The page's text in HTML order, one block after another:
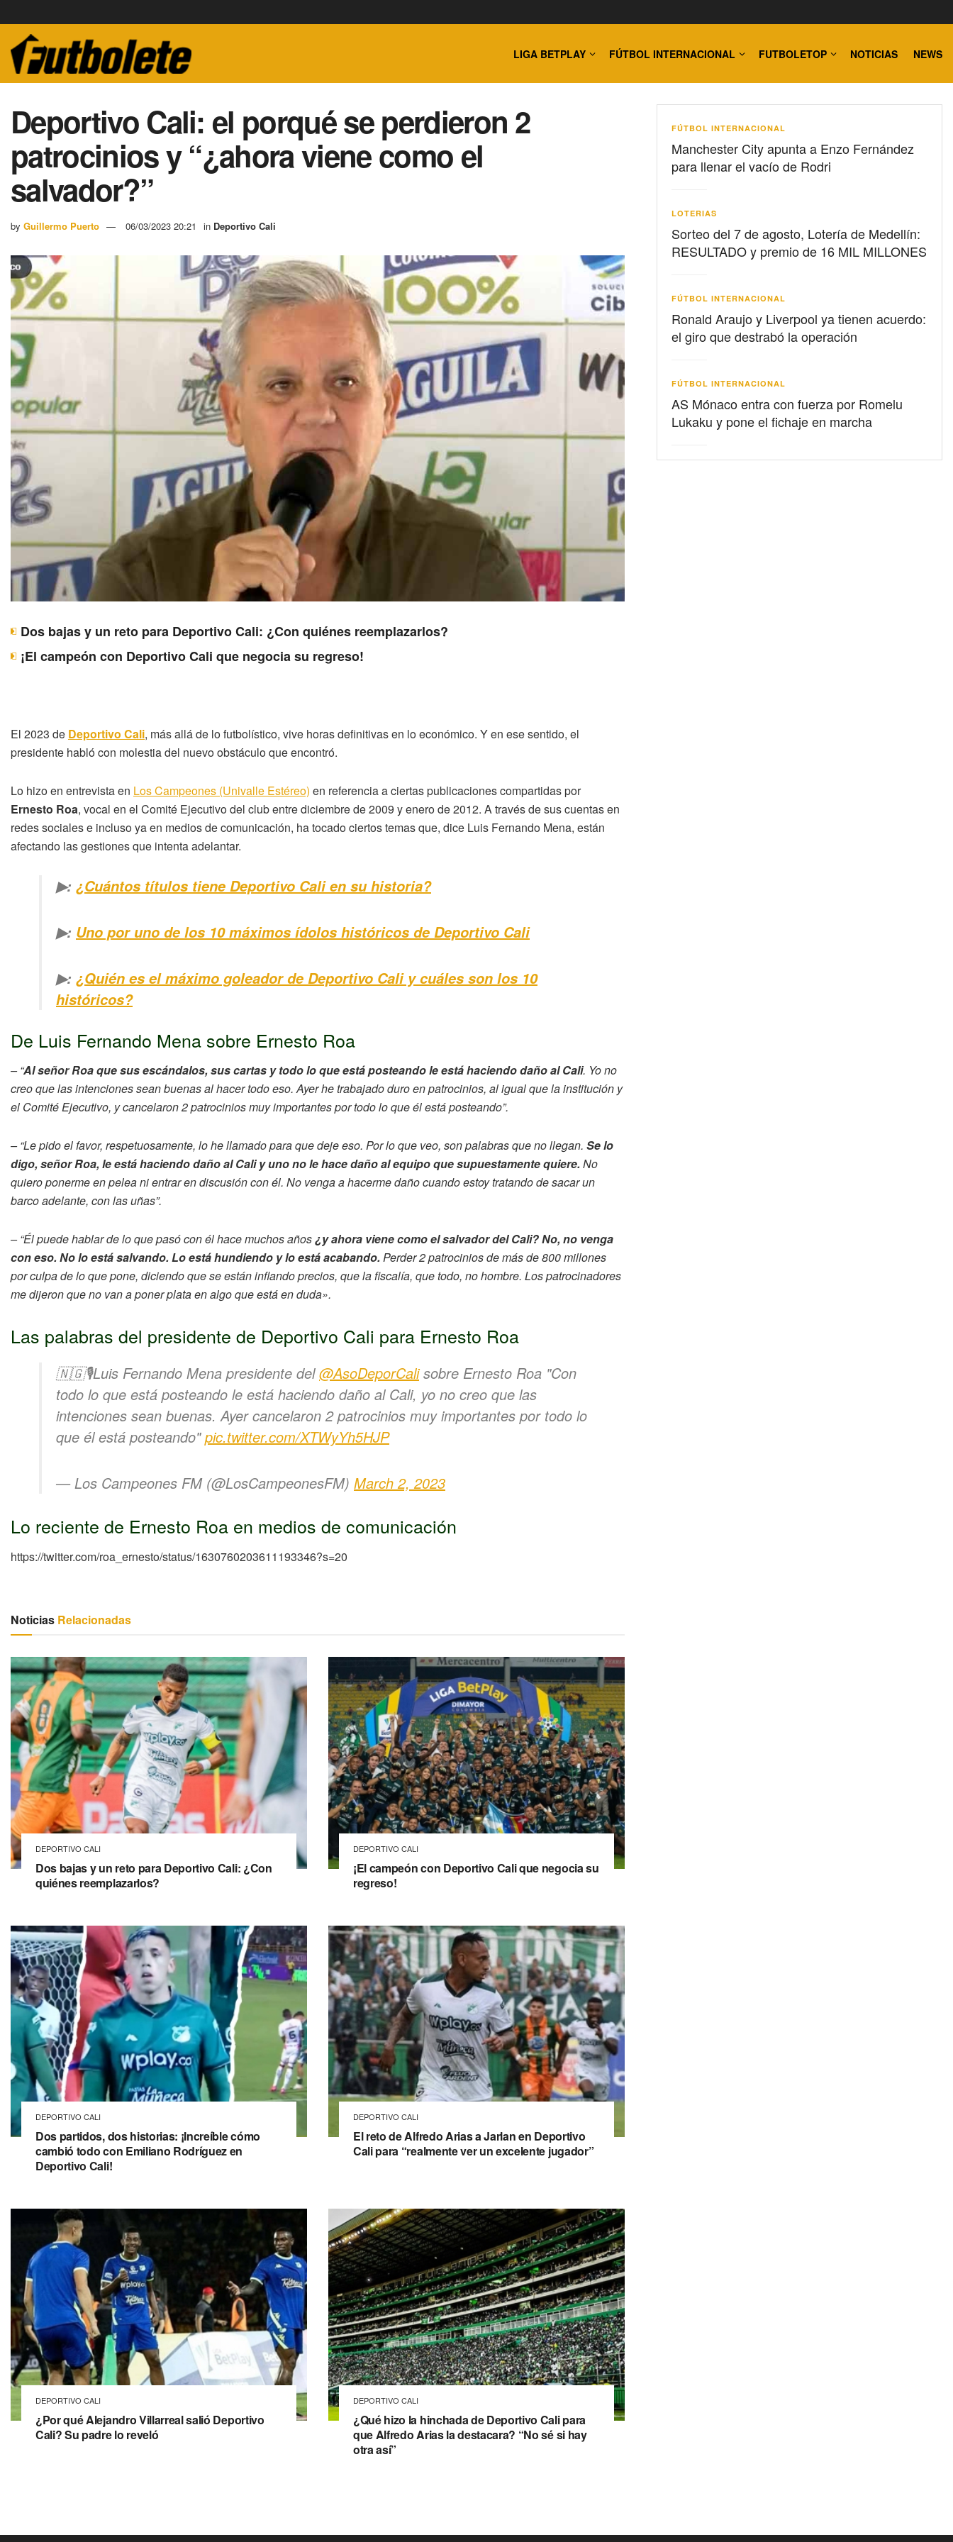
LIGA BETPLAY FÚTBOL INTERNACIONAL FUTBOLETOP NOTICIAS NEWS
Deportivo Cali: el porqué se perdieron 2
patrocinios y “¿ahora viene como el
salvador?”
by Guillermo Puerto 06/03/2023 20:21 in Deportivo Cali
Dos bajas y un reto para Deportivo Cali: ¿Con quiénes reemplazarlos?
¡El campeón con Deportivo Cali que negocia su regreso!
El 2023 de Deportivo Cali, más allá de lo futbolístico, vive horas definitivas en lo económico. Y en ese sentido, el
presidente habló con molestia del nuevo obstáculo que encontró.
Lo hizo en entrevista en Los Campeones (Univalle Estéreo) en referencia a ciertas publicaciones compartidas por
Ernesto Roa, vocal en el Comité Ejecutivo del club entre diciembre de 2009 y enero de 2012. A través de sus cuentas en
redes sociales e incluso ya en medios de comunicación, ha tocado ciertos temas que, dice Luis Fernando Mena, están
afectando las gestiones que intenta adelantar.
▶: ¿Cuántos títulos tiene Deportivo Cali en su historia?
▶: Uno por uno de los 10 máximos ídolos históricos de Deportivo Cali
▶: ¿Quién es el máximo goleador de Deportivo Cali y cuáles son los 10
históricos?
De Luis Fernando Mena sobre Ernesto Roa
– “Al señor Roa que sus escándalos, sus cartas y todo lo que está posteando le está haciendo daño al Cali. Yo no
creo que las intenciones sean buenas al hacer todo eso. Ayer he trabajado duro en patrocinios, al igual que la institución y
el Comité Ejecutivo, y cancelaron 2 patrocinios muy importantes por todo lo que él está posteando”.
– “Le pido el favor, respetuosamente, lo he llamado para que deje eso. Por lo que veo, son palabras que no llegan. Se lo
digo, señor Roa, le está haciendo daño al Cali y uno no le hace daño al equipo que supuestamente quiere. No
quiero ponerme en pelea ni entrar en discusión con él. No venga a hacerme daño cuando estoy tratando de sacar un
barco adelante, con las uñas”.
– “Él puede hablar de lo que pasó con él hace muchos años¿y ahora viene como el salvador del Cali? No, no venga
con eso. No lo está salvando. Lo está hundiendo y lo está acabando. Perder 2 patrocinios de más de 800 millones
por culpa de lo que pone, diciendo que se están inflando precios, que la fiscalía, que todo, no hombre. Los patrocinadores
me dijeron que no van a poner plata en algo que está en duda».
Las palabras del presidente de Deportivo Cali para Ernesto Roa
🇳🇬🎙️Luis Fernando Mena presidente del@AsoDeporCalisobre Ernesto Roa "Con
todo lo que está posteando le está haciendo daño al Cali, yo no creo que las
intenciones sean buenas. Ayer cancelaron 2 patrocinios muy importantes por todo lo
que él está posteando"pic.twitter.com/XTWyYh5HJP
— Los Campeones FM (@LosCampeonesFM) March 2, 2023
Lo reciente de Ernesto Roa en medios de comunicación
https://twitter.com/roa_ernesto/status/1630760203611193346?s=20
Noticias Relacionadas
DEPORTIVO CALI
Dos bajas y un reto para Deportivo Cali: ¿Con
quiénes reemplazarlos?
DEPORTIVO CALI
¡El campeón con Deportivo Cali que negocia su
regreso!
DEPORTIVO CALI
Dos partidos, dos historias: ¡Increíble cómo
cambió todo con Emiliano Rodríguez en
Deportivo Cali!
DEPORTIVO CALI
El reto de Alfredo Arias a Jarlan en Deportivo
Cali para “realmente ver un excelente jugador”
DEPORTIVO CALI
¿Por qué Alejandro Villarreal salió Deportivo
Cali? Su padre lo reveló
DEPORTIVO CALI
¿Qué hizo la hinchada de Deportivo Cali para
que Alfredo Arias la destacara? “No sé si hay
otra así”
FÚTBOL INTERNACIONAL
Manchester City apunta a Enzo Fernández
para llenar el vacío de Rodri
LOTERIAS
Sorteo del 7 de agosto, Lotería de Medellín:
RESULTADO y premio de 16 MIL MILLONES
FÚTBOL INTERNACIONAL
Ronald Araujo y Liverpool ya tienen acuerdo:
el giro que destrabó la operación
FÚTBOL INTERNACIONAL
AS Mónaco entra con fuerza por Romelu
Lukaku y pone el fichaje en marcha